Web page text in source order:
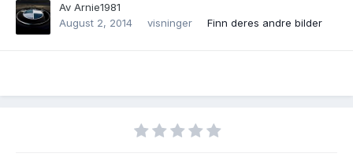
Av Arnie1981
August 2, 2014
visninger Finn deres andre bilder